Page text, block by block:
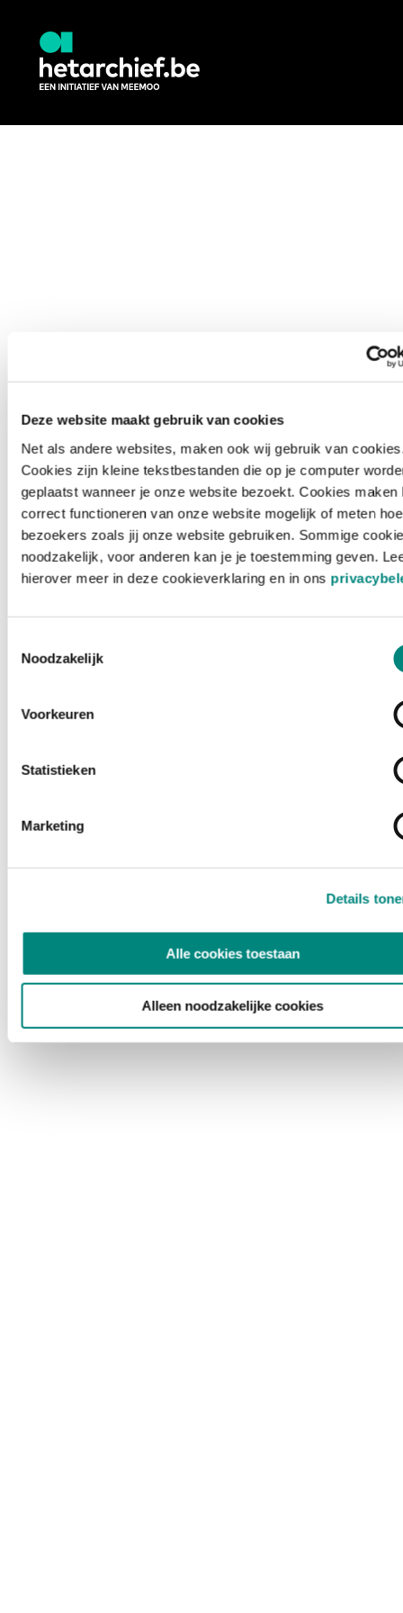
Deze website maakt gebruik van cookies
Net als andere websites, maken ook wij gebruik van
Cookies zijn kleine tekstbestanden die op je computer
geplaatst wanneer je onze website bezoekt. Cookies maken
correct functioneren van onze website mogelijk of meten hoe
bezoekers zoals jij onze website gebruiken. Sommige
noodzakelijk, voor anderen kan je je toestemming geven.
hierover meer in deze cookieverklaring en in ons
Noodzakelijk
Voorkeuren
Statistieken
Marketing
Details
Alle cookies toestaan
Alleen noodzakelijke cookies